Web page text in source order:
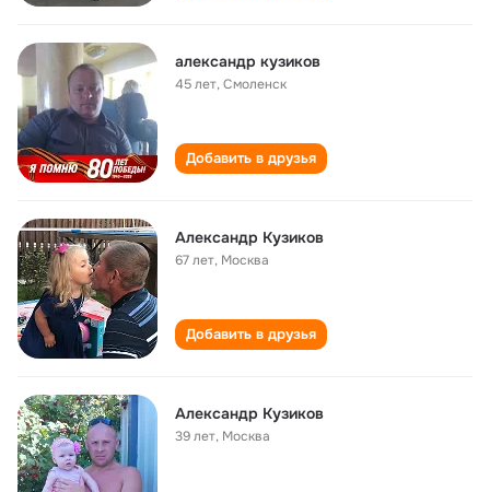
александр кузиков
45 лет,Смоленск
Добавить в друзья
Александр Кузиков
67 лет, Москва
Добавить в друзья
Александр Кузиков
39 лет, Москва